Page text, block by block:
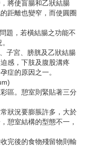
將使盲腸和乙狀結腸
距離也變窄，而使圓圈
題，若橫結腸之功能不
子宮、膀胱及乙狀結腸
感，下肢及腹股溝疼
症的原因之一。
區。憩室則緊貼著三分
狀況要膨脹許多，大於
憩室結構的型態不一，
完後的食物殘留物則輸